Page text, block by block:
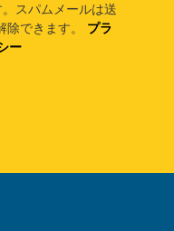
スパムメールは送
できます。
プラ
ー